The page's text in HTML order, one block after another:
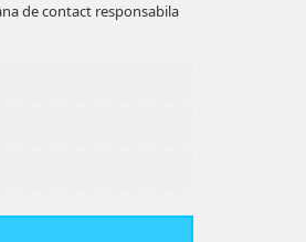
de contact responsabila